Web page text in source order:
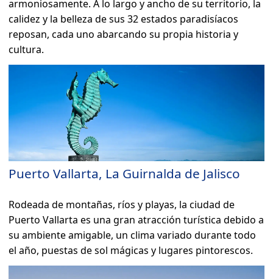
armoniosamente. A lo largo y ancho de su territorio, la
calidez y la belleza de sus 32 estados paradisíacos
reposan, cada uno abarcando su propia historia y
cultura.
Puerto Vallarta, La Guirnalda de Jalisco
Rodeada de montañas, ríos y playas, la ciudad de
Puerto Vallarta es una gran atracción turística debido a
su ambiente amigable, un clima variado durante todo
el año, puestas de sol mágicas y lugares pintorescos.